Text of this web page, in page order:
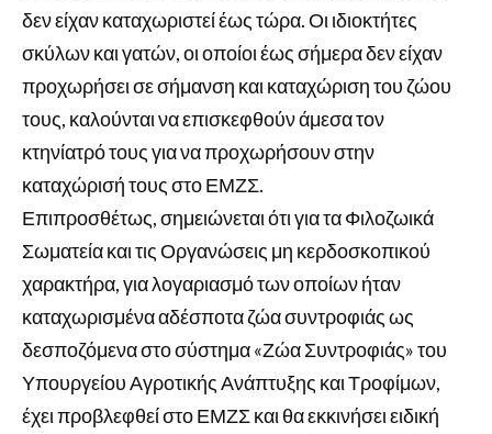
δεν είχαν καταχωριστεί έως τώρα. Οι ιδιοκτήτες
σκύλων και γατών, οι οποίοι έως σήμερα δεν είχαν
προχωρήσει σε σήμανση και καταχώριση του ζώου
τους, καλούνται να επισκεφθούν άμεσα τον
κτηνίατρό τους για να προχωρήσουν στην
καταχώρισή τους στο ΕΜΖΣ.
Επιπροσθέτως, σημειώνεται ότι για τα Φιλοζωικά
Σωματεία και τις Οργανώσεις μη κερδοσκοπικού
χαρακτήρα, για λογαριασμό των οποίων ήταν
καταχωρισμένα αδέσποτα ζώα συντροφιάς ως
δεσποζόμενα στο σύστημα «Ζώα Συντροφιάς» του
Υπουργείου Αγροτικής Ανάπτυξης και Τροφίμων,
έχει προβλεφθεί στο ΕΜΖΣ και θα εκκινήσει ειδική